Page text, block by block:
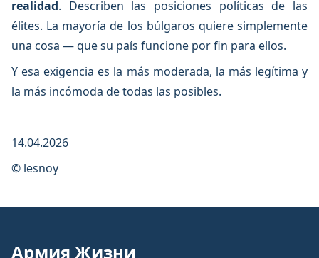
realidad. Describen las posiciones políticas de las
élites. La mayoría de los búlgaros quiere simplemente
una cosa — que su país funcione por fin para ellos.
Y esa exigencia es la más moderada, la más legítima y
la más incómoda de todas las posibles.
14.04.2026
© lesnoy
Армия Жизни